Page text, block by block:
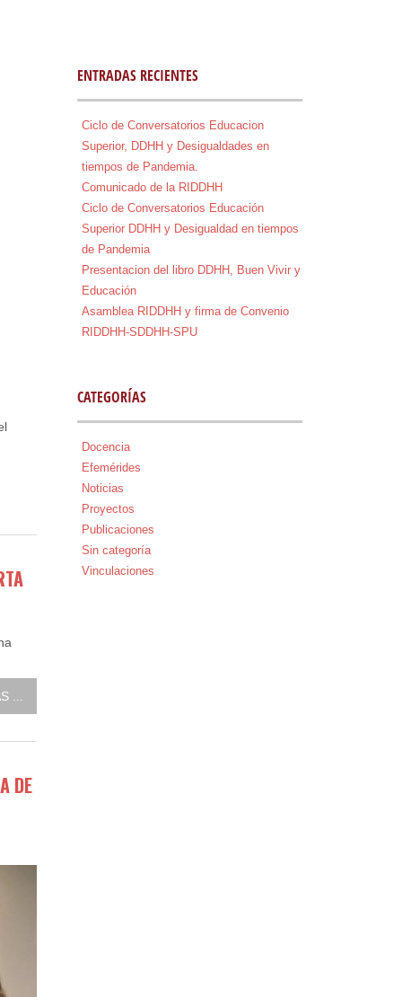
...
DE
ENTRADAS RECIENTES
Ciclo de Conversatorios Educacion
Superior, DDHH y Desigualdades en
tiempos de Pandemia.
Comunicado de la RIDDHH
Ciclo de Conversatorios Educación
Superior DDHH y Desigualdad en tiempos
de Pandemia
Presentacion del libro DDHH, Buen Vivir y
Educación
Asamblea RIDDHH y firma de Convenio
RIDDHH-SDDHH-SPU
CATEGORÍAS
Docencia
Efemérides
Noticias
Proyectos
Publicaciones
Sin categoría
Vinculaciones